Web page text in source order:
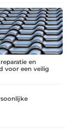
en
voor een veilig